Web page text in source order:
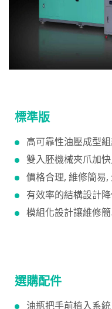
標準版
高可靠性油壓成型
雙入胚機械夾爪加
價格合理, 維修簡易
有效率的結構設計
模組化設計讓維修
選購配件
油瓶把手前植入系統